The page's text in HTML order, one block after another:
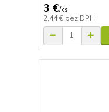
3 €/ks
2,44 € bez DPH